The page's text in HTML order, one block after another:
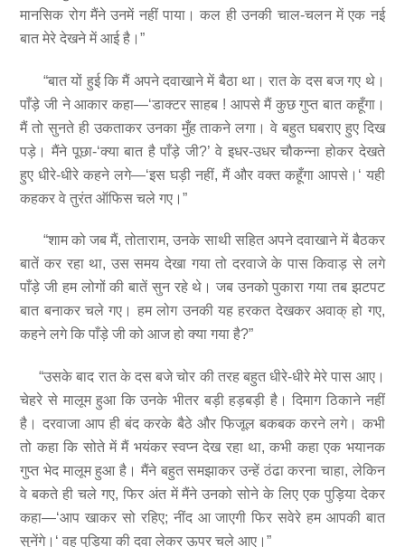
मानसिक रोग मैंने उनमें नहीं पाया। कल ही उनकी चाल-चलन में एक नई
बात मेरे देखने में आई है।”
“बात यों हुई कि मैं अपने दवाखाने में बैठा था। रात के दस बज गए थे।
पाँड़े जी ने आकार कहा—‘डाक्टर साहब ! आपसे मैं कुछ गुप्त बात कहूँगा।
मैं तो सुनते ही उकताकर उनका मुँह ताकने लगा। वे बहुत घबराए हुए दिख
पड़े। मैंने पूछा-‘क्या बात है पाँड़े जी?’ वे इधर-उधर चौकन्ना होकर देखते
हुए धीरे-धीरे कहने लगे—‘इस घड़ी नहीं, मैं और वक्त कहूँगा आपसे।‘ यही
कहकर वे तुरंत ऑफिस चले गए।”
“शाम को जब मैं, तोताराम, उनके साथी सहित अपने दवाखाने में बैठकर
बातें कर रहा था, उस समय देखा गया तो दरवाजे के पास किवाड़ से लगे
पाँड़े जी हम लोगों की बातें सुन रहे थे। जब उनको पुकारा गया तब झटपट
बात बनाकर चले गए। हम लोग उनकी यह हरकत देखकर अवाक् हो गए,
कहने लगे कि पाँड़े जी को आज हो क्या गया है?”
“उसके बाद रात के दस बजे चोर की तरह बहुत धीरे-धीरे मेरे पास आए।
चेहरे से मालूम हुआ कि उनके भीतर बड़ी हड़बड़ी है। दिमाग ठिकाने नहीं
है। दरवाजा आप ही बंद करके बैठे और फिजूल बकबक करने लगे। कभी
तो कहा कि सोते में मैं भयंकर स्वप्न देख रहा था, कभी कहा एक भयानक
गुप्त भेद मालूम हुआ है। मैंने बहुत समझाकर उन्हें ठंढा करना चाहा, लेकिन
वे बकते ही चले गए, फिर अंत में मैंने उनको सोने के लिए एक पुड़िया देकर
कहा—‘आप खाकर सो रहिए; नींद आ जाएगी फिर सवेरे हम आपकी बात
सुनेंगे।‘ वह पुड़िया की दवा लेकर ऊपर चले आए।”